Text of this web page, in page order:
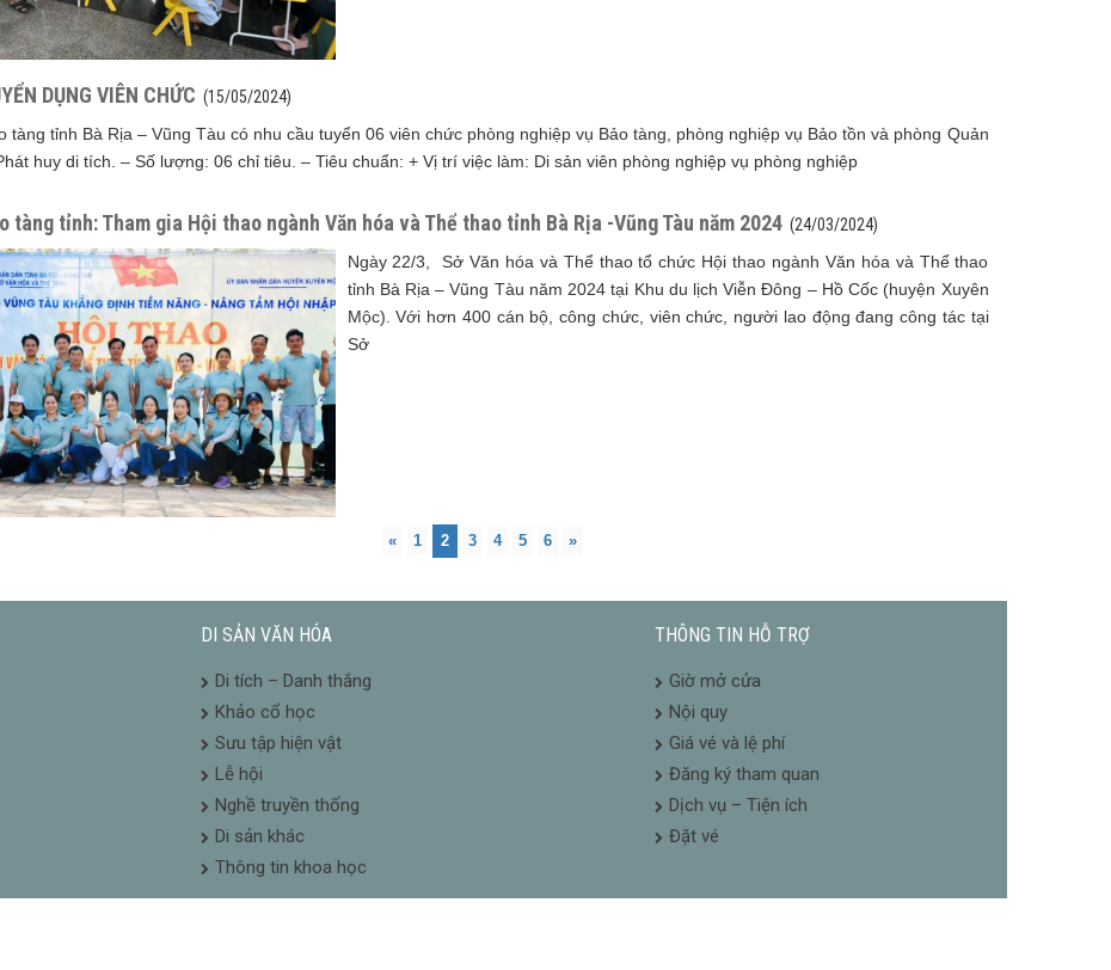
DỤNG VIÊN CHỨC (15/05/2024)
tàng tỉnh Bà Rịa – Vũng Tàu có nhu cầu tuyển 06 viên chức phòng nghiệp vụ Bảo tàng, phòng nghiệp vụ Bảo tồn và phòng Quản
huy di tích. – Số lượng: 06 chỉ tiêu. – Tiêu chuẩn: + Vị trí việc làm: Di sản viên phòng nghiệp vụ phòng nghiệp
tàng tỉnh: Tham gia Hội thao ngành Văn hóa và Thể thao tỉnh Bà Rịa -Vũng Tàu năm 2024 (24/03/2024)
Ngày 22/3, Sở Văn hóa và Thể thao tổ chức Hội thao ngành Văn hóa và Thể thao
tỉnh Bà Rịa – Vũng Tàu năm 2024 tại Khu du lịch Viễn Đông – Hồ Cốc (huyện Xuyên
Mộc). Với hơn 400 cán bộ, công chức, viên chức, người lao động đang công tác tại
Sở
« 1 2 3 4 5 6 »
DI SẢN VĂN HÓA
Di tích – Danh thắng
Khảo cổ học
Sưu tập hiện vật
Lễ hội
Nghề truyền thống
Di sản khác
Thông tin khoa học
THÔNG TIN HỖ TRỢ
Giờ mở cửa
Nội quy
Giá vé và lệ phí
Đăng ký tham quan
Dịch vụ – Tiện ích
Đặt vé